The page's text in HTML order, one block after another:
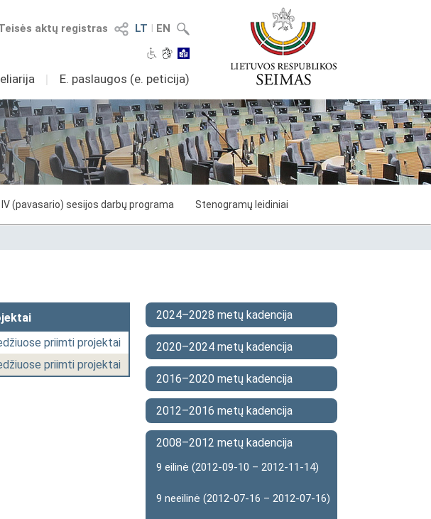
LT I EN
aktų registras
I E. paslaugos (e. peticija)
(pavasario) sesijos darbų programa Stenogramų leidiniai
priimti projektai
priimti projektai
2024–2028 metų kadencija
2020–2024 metų kadencija
2016–2020 metų kadencija
2012–2016 metų kadencija
2008–2012 metų kadencija
9 eilinė (2012-09-10 – 2012-11-14)
9 neeilinė (2012-07-16 – 2012-07-16)